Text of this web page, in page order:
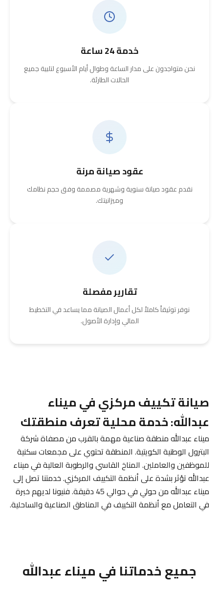
خدمة 24 ساعة
نحن متواجدون على مدار الساعة وطوال أيام الأسبوع لتلبية جميع
الحالات الطارئة.
عقود صيانة مرنة
نقدم عقود صيانة سنوية وشهرية مصممة وفق حجم نظامك
وميزانيتك.
تقارير مفصلة
نوفر توثيقاً كاملاً لكل أعمال الصيانة مما يساعد في التخطيط
المالي وإدارة الأصول.
صيانة تكييف مركزي في ميناء
عبدالله: خدمة محلية تعرف منطقتك
ميناء عبدالله منطقة صناعية مهمة بالقرب من مصفاة شركة
البترول الوطنية الكويتية. المنطقة تحتوي على مجمعات سكنية
للموظفين والعاملين. المناخ القاسي والرطوبة العالية في ميناء
عبدالله تؤثر بشدة على أنظمة التكييف المركزي. خدمتنا تصل إلى
ميناء عبدالله من حولي في حوالي 45 دقيقة. فنيونا لديهم خبرة
في التعامل مع أنظمة التكييف في المناطق الصناعية والساحلية.
جميع خدماتنا في ميناء عبدالله